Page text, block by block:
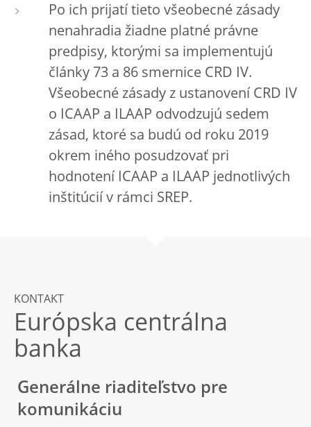
Po ich prijatí tieto všeobecné zásady
nenahradia žiadne platné právne
predpisy, ktorými sa implementujú
články 73 a 86 smernice CRD IV.
Všeobecné zásady z ustanovení CRD IV
o ICAAP a ILAAP odvodzujú sedem
zásad, ktoré sa budú od roku 2019
okrem iného posudzovať pri
hodnotení ICAAP a ILAAP jednotlivých
inštitúcií v rámci SREP.
KONTAKT
Európska centrálna
banka
Generálne riaditeľstvo pre
komunikáciu